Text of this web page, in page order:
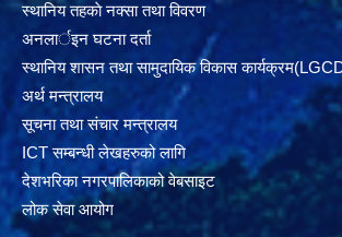
स्थानिय तहकाे नक्सा तथा विवरण
अनलार्इन घटना दर्ता
स्थानिय शासन तथा सामुदायिक विकास
अर्थ मन्त्रालय
सूचना तथा संचार मन्त्रालय
ICT सम्बन्धी लेखहरुको लागि
देशभरिका नगरपालिकाको वेबसाइट
लोक सेवा आयोग